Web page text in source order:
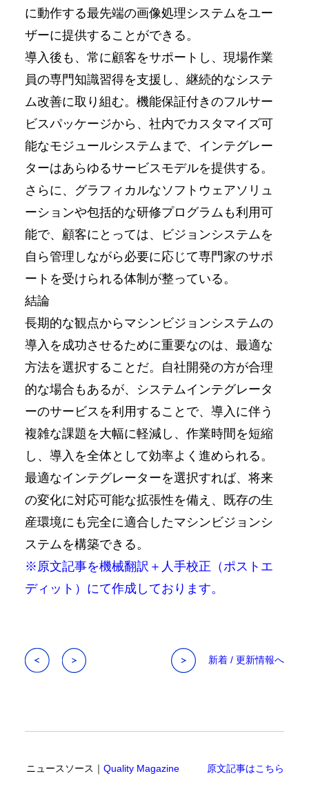
に動作する最先端の画像処理システムをユー
ザーに提供することができる。
導入後も、常に顧客をサポートし、現場作業
員の専門知識習得を支援し、継続的なシステ
ム改善に取り組む。機能保証付きのフルサー
ビスパッケージから、社内でカスタマイズ可
能なモジュールシステムまで、インテグレー
ターはあらゆるサービスモデルを提供する。
さらに、グラフィカルなソフトウェアソリュ
ーションや包括的な研修プログラムも利用可
能で、顧客にとっては、ビジョンシステムを
自ら管理しながら必要に応じて専門家のサポ
ートを受けられる体制が整っている。
結論
長期的な観点からマシンビジョンシステムの
導入を成功させるために重要なのは、最適な
方法を選択することだ。自社開発の方が合理
的な場合もあるが、システムインテグレータ
ーのサービスを利用することで、導入に伴う
複雑な課題を大幅に軽減し、作業時間を短縮
し、導入を全体として効率よく進められる。
最適なインテグレーターを選択すれば、将来
の変化に対応可能な拡張性を備え、既存の生
産環境にも完全に適合したマシンビジョンシ
ステムを構築できる。
※原文記事を機械翻訳＋人手校正（ポストエ
ディット）にて作成しております。
新着 / 更新情報へ
ニュースソース｜Quality Magazine 原文記事はこちら